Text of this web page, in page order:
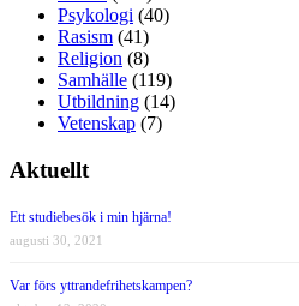
Psykologi (40)
Rasism (41)
Religion (8)
Samhälle (119)
Utbildning (14)
Vetenskap (7)
Aktuellt
Ett studiebesök i min hjärna!
augusti 30, 2021
Var förs yttrandefrihetskampen?